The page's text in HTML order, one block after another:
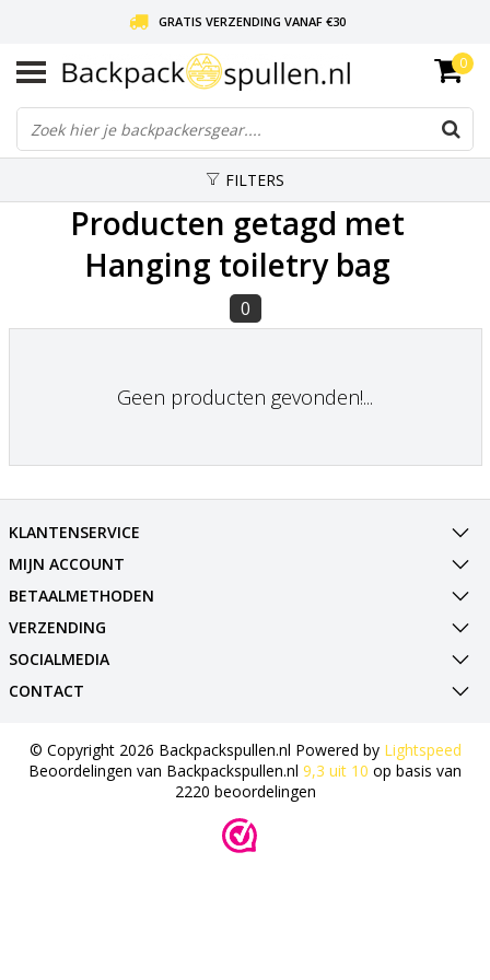
GRATIS VERZENDING VANAF €30
LIEFDE VOOR BACKPACKEN!
30 DAGEN GRATIS RETOUR
0
FILTERS
Producten getagd met
Hanging toiletry bag
0
Geen producten gevonden!...
KLANTENSERVICE
MIJN ACCOUNT
BETAALMETHODEN
VERZENDING
SOCIALMEDIA
CONTACT
© Copyright 2026 Backpackspullen.nl Powered by Lightspeed
Beoordelingen van Backpackspullen.nl 9,3 uit 10 op basis van
2220 beoordelingen